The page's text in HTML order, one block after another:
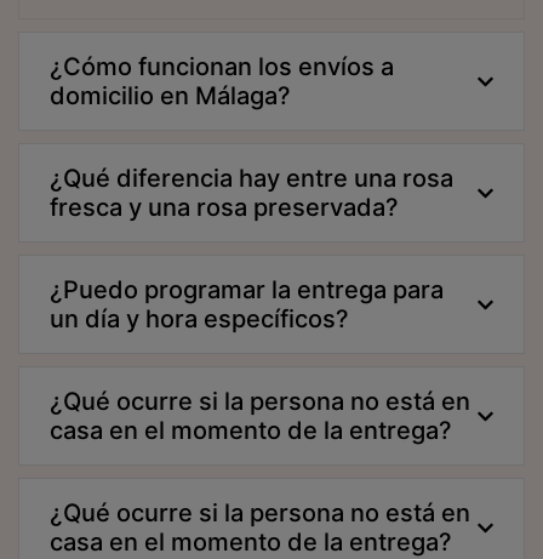
¿Cómo funcionan los envíos a
domicilio en Málaga?
¿Qué diferencia hay entre una rosa
fresca y una rosa preservada?
¿Puedo programar la entrega para
un día y hora específicos?
¿Qué ocurre si la persona no está en
casa en el momento de la entrega?
¿Qué ocurre si la persona no está en
casa en el momento de la entrega?